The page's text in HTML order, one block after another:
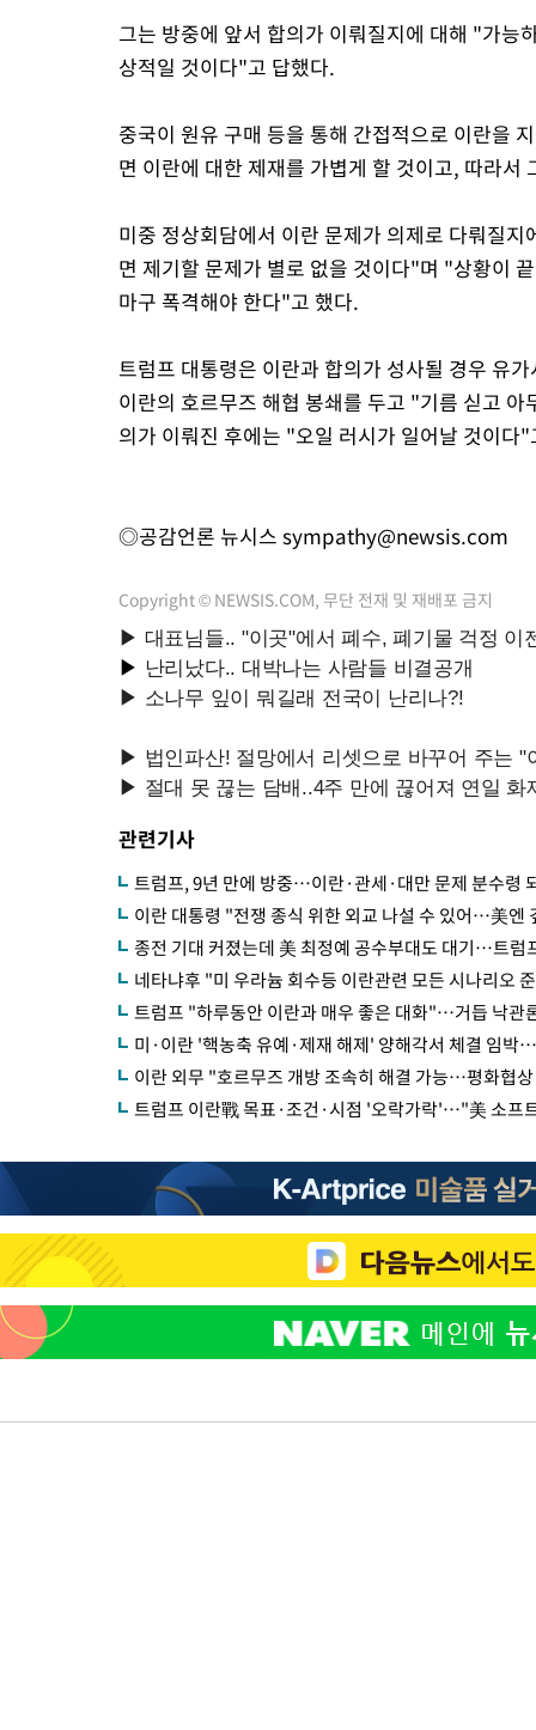
그는 방중에 앞서 합의가 이뤄질지에 대해 "가
상적일 것이다"고 답했다.
중국이 원유 구매 등을 통해 간접적으로 이란을
면 이란에 대한 제재를 가볍게 할 것이고, 따라
미중 정상회담에서 이란 문제가 의제로 다뤄질
면 제기할 문제가 별로 없을 것이다"며 "상황이
마구 폭격해야 한다"고 했다.
트럼프 대통령은 이란과 합의가 성사될 경우 유
이란의 호르무즈 해협 봉쇄를 두고 "기름 싣고
의가 이뤄진 후에는 "오일 러시가 일어날 것이다
◎공감언론 뉴시스 sympathy@newsis.com
Copyright © NEWSIS.COM, 무단 전재 및 재배포 금지
관련기사
트럼프, 9년 만에 방중…이란·관세·대만 문제 분수령
이란 대통령 "전쟁 종식 위한 외교 나설 수 있어…美엔
종전 기대 커졌는데 美 최정예 공수부대도 대기…트럼
네타냐후 "미 우라늄 회수등 이란관련 모든 시나리오
트럼프 "하루동안 이란과 매우 좋은 대화"…거듭 낙관
미·이란 '핵농축 유예·제재 해제' 양해각서 체결 임박
이란 외무 "호르무즈 개방 조속히 해결 가능…평화협
트럼프 이란戰 목표·조건·시점 '오락가락'…"美 소프